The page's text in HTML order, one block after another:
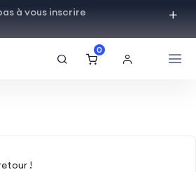
à vous inscrire
0
!